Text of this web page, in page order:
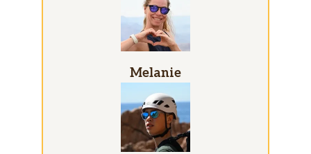
Melanie